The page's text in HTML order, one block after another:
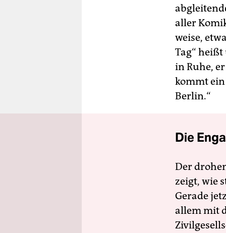
aller
weise,
Tag“
in Ruhe,
kommt
Berlin.“
Die
Der
zeigt, wie
Gerade
allem mit